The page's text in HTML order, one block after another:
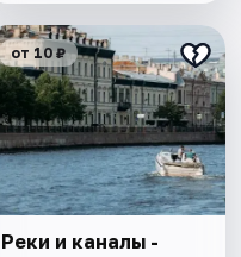
от 10 ₽
Реки и каналы -